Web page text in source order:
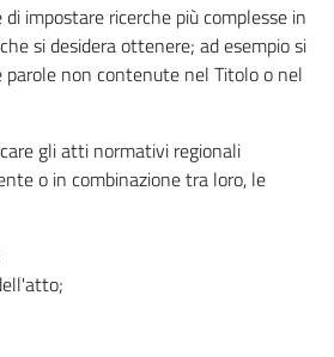
impostare ricerche più complesse in
si desidera ottenere; ad esempio si
parole non contenute nel Titolo o nel
gli atti normativi regionali
o in combinazione tra loro, le